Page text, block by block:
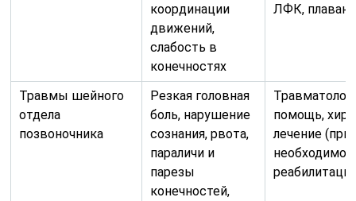
координации
движений,
слабость в
конечностях
ЛФК,
Травмы шейного
отдела
позвоночника
Резкая головная
боль, нарушение
сознания, рвота,
параличи и
парезы
конечностей,
помощь,
лечение (при